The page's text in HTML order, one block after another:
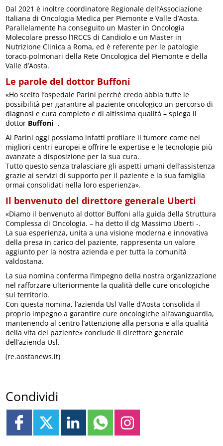
Dal 2021 è inoltre coordinatore Regionale dell’Associazione
Italiana di Oncologia Medica per Piemonte e Valle d’Aosta.
Parallelamente ha conseguito un Master in Oncologia
Molecolare presso l’IRCCS di Candiolo e un Master in
Nutrizione Clinica a Roma, ed è referente per le patologie
toraco-polmonari della Rete Oncologica del Piemonte e della
Valle d’Aosta.
Le parole del dottor Buffoni
«Ho scelto l’ospedale Parini perché credo abbia tutte le
possibilità per garantire al paziente oncologico un percorso di
diagnosi e cura completo e di altissima qualità – spiega il
dottor Buffoni-.
Al Parini oggi possiamo infatti profilare il tumore come nei
migliori centri europei e offrire le expertise e le tecnologie più
avanzate a disposizione per la sua cura.
Tutto questo senza tralasciare gli aspetti umani dell’assistenza
grazie ai servizi di supporto per il paziente e la sua famiglia
ormai consolidati nella loro esperienza».
Il benvenuto del direttore generale Uberti
«Diamo il benvenuto al dottor Buffoni alla guida della Struttura
Complessa di Oncologia. – ha detto il dg Massimo Uberti -.
La sua esperienza, unita a una visione moderna e innovativa
della presa in carico del paziente, rappresenta un valore
aggiunto per la nostra azienda e per tutta la comunità
valdostana.
La sua nomina conferma l’impegno della nostra organizzazione
nel rafforzare ulteriormente la qualità delle cure oncologiche
sul territorio.
Con questa nomina, l’azienda Usl Valle d’Aosta consolida il
proprio impegno a garantire cure oncologiche all’avanguardia,
mantenendo al centro l’attenzione alla persona e alla qualità
della vita del paziente» conclude il direttore generale
dell’azienda Usl.
(re.aostanews.it)
Condividi